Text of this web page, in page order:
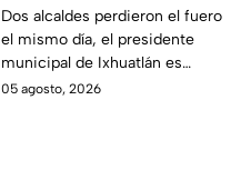
Galván: uno de ellos
está implicado en el
asesinato de la
periodista Roxana
Dos alcaldes perdieron el fuero
el mismo día, el presidente
municipal de Ixhuatlán es
investigado por el secuestro y
05 agosto, 2026